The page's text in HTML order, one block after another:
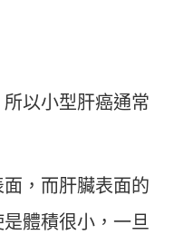
以小型肝癌通常
，而肝臟表面的
體積很小，一旦